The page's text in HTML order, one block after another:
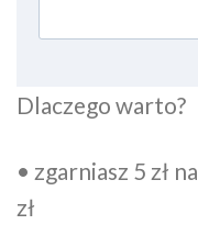
Dlaczego warto?
• zgarniasz 5 zł
zł